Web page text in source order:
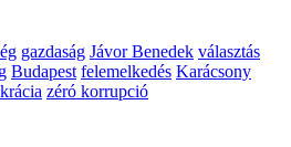
gazdaság Jávor Benedek választás
Budapest felemelkedés Karácsony
zéró korrupció